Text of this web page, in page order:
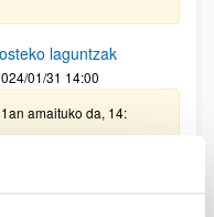
laguntzak
01/31 14:00
amaituko da, 14:
aplikatuko proiektuak